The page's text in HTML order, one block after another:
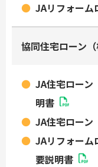
JAリフォーム
協同住宅ローン
JA住宅ローン
明書
JA住宅ローン
JAリフォーム
要説明書